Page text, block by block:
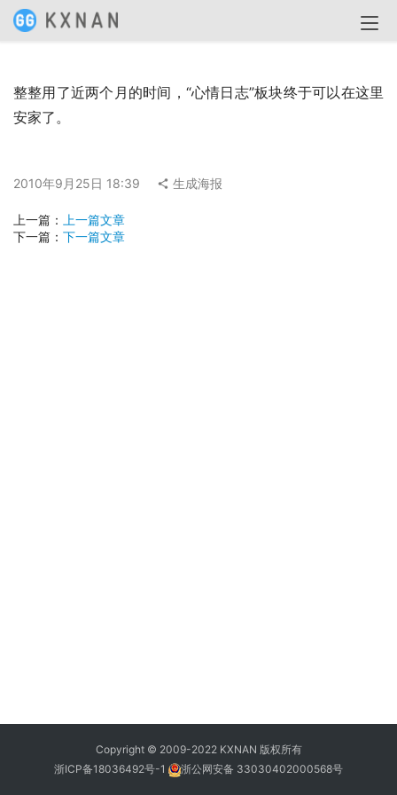
整整用了近两个月的时间，“心情日志”板块终于可以在这里
安家了。
2010年9月25日 18:39 生成海报
上一篇：
上一篇文章
下一篇： 下一篇文章
Copyright © 2009-2022 KXNAN 版权所有
浙ICP备18036492号-1
浙公网安备 33030402000568号